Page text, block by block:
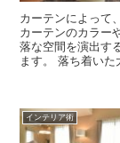
カーテンによって
カーテンのカラー
落な空間を演出す
ます。 落ち着いた
インテリア術